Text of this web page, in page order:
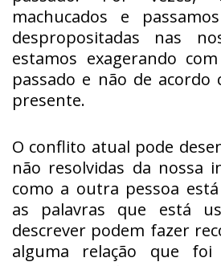
machucados e
despropositadas nas
estamos exagerando
passado e não de
presente.
O conflito atual pode
não resolvidas da nossa
como a outra pessoa
as palavras que está
descrever podem fazer
alguma relação que foi